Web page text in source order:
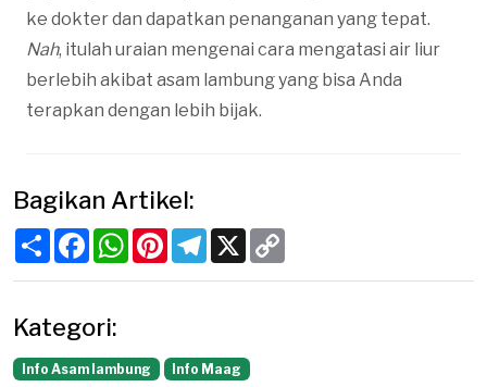
ke dokter dan dapatkan penanganan yang tepat.
Nah, itulah uraian mengenai cara mengatasi air liur
berlebih akibat asam lambung yang bisa Anda
terapkan dengan lebih bijak.
Bagikan Artikel:
ShareFacebookWhatsApp
PinterestTelegram
X
Kategori:
Info Asam lambung Info Maag